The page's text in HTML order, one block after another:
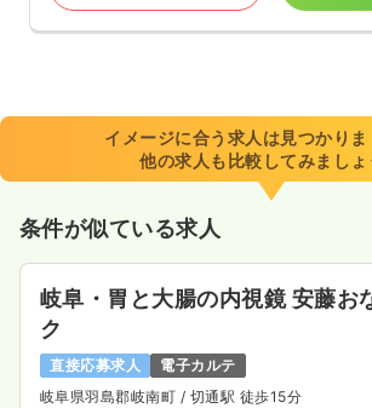
イメージに合う求人は見つかりま
他の求人も比較してみましょ
条件が似ている求人
岐阜・胃と大腸の内視鏡 安藤お
ク
直接応募求人
電子カルテ
岐阜県羽島郡岐南町 / 切通駅 徒歩15分